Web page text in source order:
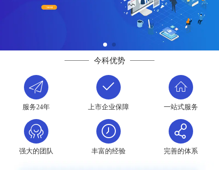
今科优势
服务24年 上市企业保障 一站式服务
强大的团队 丰富的经验 完善的体系